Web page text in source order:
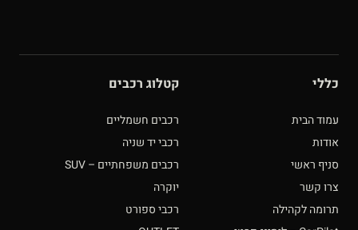
כללי
עמוד הבית
אודות
סניף ראשי
צרו קשר
תרומה לקהילה
קטלוג רכבים
רכבים חשמליים
רכבי יד שניה
רכבים משפחתיים – SUV
יוקרה
רכבי ספורט